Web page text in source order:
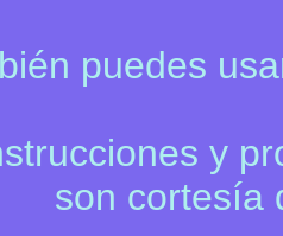
puedes
y
son cortesía